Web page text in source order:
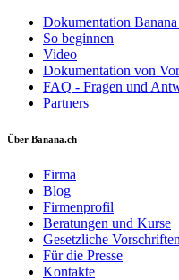
Dokumentation
So beginnen
Video
Dokumentation von
FAQ - Fragen und
Partners
Über Banana.ch
Firma
Blog
Firmenprofil
Beratungen und Kurse
Gesetzliche Vorschriften
Für die Presse
Kontakte